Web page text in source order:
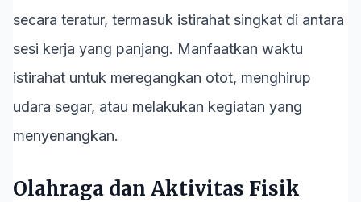
secara teratur, termasuk istirahat singkat di antara
sesi kerja yang panjang. Manfaatkan waktu
istirahat untuk meregangkan otot, menghirup
udara segar, atau melakukan kegiatan yang
menyenangkan.
Olahraga dan Aktivitas Fisik